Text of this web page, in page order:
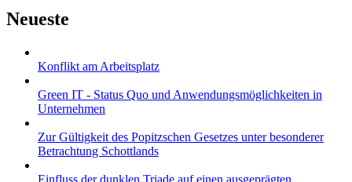
Neueste
Konflikt am Arbeitsplatz
Green IT - Status Quo und Anwendungsmöglichkeiten in
Unternehmen
Zur Gültigkeit des Popitzschen Gesetzes unter besonderer
Betrachtung Schottlands
Einfluss der dunklen Triade auf einen ausgeprägten